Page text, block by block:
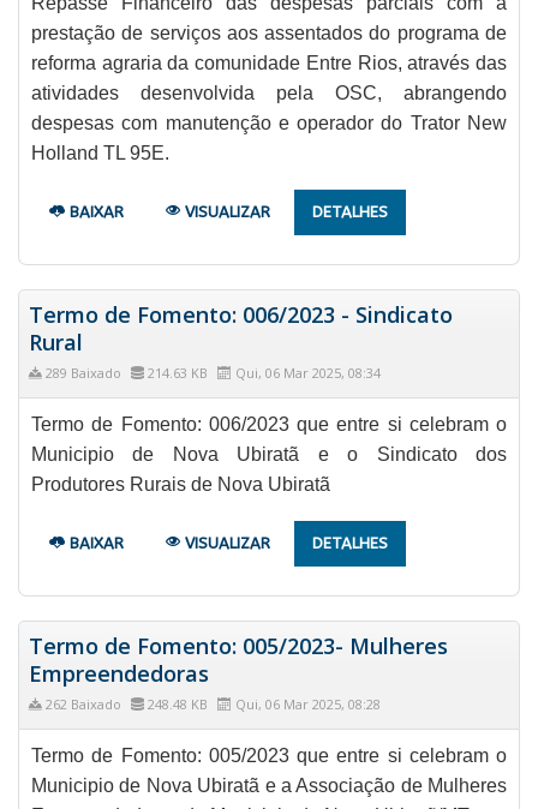
prestação de serviços aos assentados do programa de
reforma agraria da comunidade Entre Rios, através das
atividades desenvolvida pela OSC, abrangendo
despesas com manutenção e operador do Trator New
Holland TL 95E.
BAIXAR VISUALIZAR DETALHES
Termo de Fomento: 006/2023 - Sindicato
Rural
289 Baixado 214.63 KB Qui, 06 Mar 2025, 08:34
Termo de Fomento: 006/2023 que entre si celebram o
Municipio de Nova Ubiratã e o Sindicato dos
Produtores Rurais de Nova Ubiratã
BAIXAR VISUALIZAR DETALHES
Termo de Fomento: 005/2023- Mulheres
Empreendedoras
262 Baixado 248.48 KB Qui, 06 Mar 2025, 08:28
Termo de Fomento: 005/2023 que entre si celebram o
Municipio de Nova Ubiratã e a Associação de Mulheres